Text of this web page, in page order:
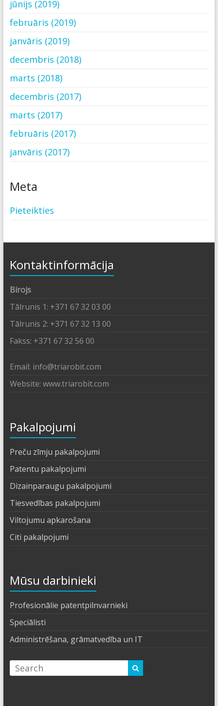
jūnijs (2019)
februāris (2019)
janvāris (2019)
decembris (2018)
marts (2018)
decembris (2017)
marts (2017)
februāris (2017)
janvāris (2017)
Meta
Pieteikties
Kontaktinformācija
Birojs
Tālrunis 1: +371 67 32 03 00
Tālrunis 2: +371 67 32 13 00
Fakss: +371 67 32 56 00
Email: info@triarobit.com
Website: www.triarobit.com
Pakalpojumi
Preču zīmju pakalpojumi
Patentu pakalpojumi
Dizainparaugu pakalpojumi
Tiesvedības pakalpojumi
Viltojumu apkarošana
Citi pakalpojumi
Mūsu darbinieki
Profesionālie patentpilnvarnieki
Speciālisti
Administrēšana, grāmatvedība un IT